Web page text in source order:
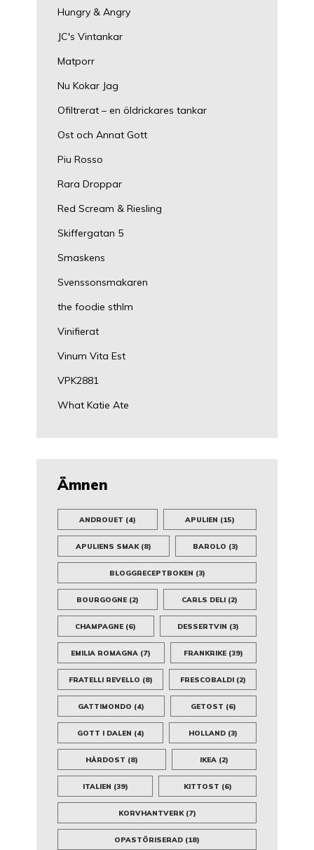
Hungry & Angry
JC's Vintankar
Matporr
Nu Kokar Jag
Ofiltrerat – en öldrickares tankar
Ost och Annat Gott
Piu Rosso
Rara Droppar
Red Scream & Riesling
Skiffergatan 5
Smaskens
Svenssonsmakaren
the foodie sthlm
Vinifierat
Vinum Vita Est
VPK2881
What Katie Ate
Ämnen
ANDROUET (4) APULIEN (15)
APULIENS SMAK(8) BAROLO (3)
BLOGGRECEPTBOKEN (3)
BOURGOGNE(2) CARLS DELI (2)
CHAMPAGNE (6) DESSERTVIN (3)
EMILIA ROMAGNA (7) FRANKRIKE(39)
FRATELLI REVELLO (8) FRESCOBALDI(2)
GATTIMONDO (4) GETOST (6)
GOTT I DALEN (4) HOLLAND(3)
HÅRDOST (8) IKEA (2)
ITALIEN (39) KITTOST (6)
KORVHANTVERK(7)
OPASTÖRISERAD (18)